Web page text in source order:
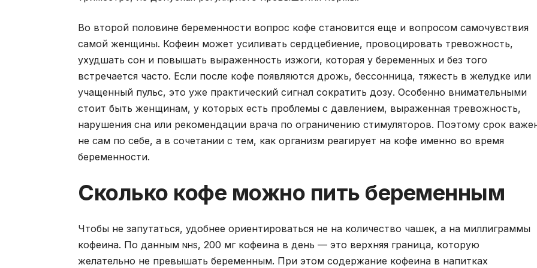
Во второй половине беременности вопрос кофе становится еще и вопросом самочувствия
самой женщины. Кофеин может усиливать сердцебиение, провоцировать тревожность,
ухудшать сон и повышать выраженность изжоги, которая у беременных и без того
встречается часто. Если после кофе появляются дрожь, бессонница, тяжесть в желудке или
учащенный пульс, это уже практический сигнал сократить дозу. Особенно внимательными
стоит быть женщинам, у которых есть проблемы с давлением, выраженная тревожность,
нарушения сна или рекомендации врача по ограничению стимуляторов. Поэтому срок
не сам по себе, а в сочетании с тем, как организм реагирует на кофе именно во время
беременности.
Сколько кофе можно пить беременным
Чтобы не запутаться, удобнее ориентироваться не на количество чашек, а на миллиграммы
кофеина. По данным NHS, 200 мг кофеина в день — это верхняя граница, которую
желательно не превышать беременным. При этом содержание кофеина в напитках